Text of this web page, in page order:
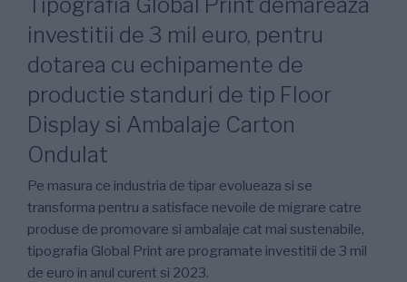
investitii de 3 mil euro, pentru
dotarea cu echipamente de
productie standuri de tip Floor
Display si Ambalaje Carton
Ondulat
Pe masura ce industria de tipar evolueaza si se
transforma pentru a satisface nevoile de migrare catre
produse de promovare si ambalaje cat mai sustenabile,
tipografia Global Print are programate investitii de 3 mil
de euro in anul curent si 2023.